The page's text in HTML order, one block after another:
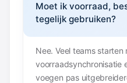
Moet ik voorraad,
tegelijk gebruiken?
Nee. Veel teams starten
voorraadsynchronisatie
voegen pas